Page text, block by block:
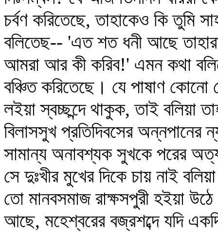
চর্বণ করিতেছে, তাহাকেও কি তুমি
বলিতেছ-- 'এত শত ধনী আছে
আমরা আর কী করিব!' এমন কথা
বঞ্চিত করিতেছে। যে পাষাণ
লইয়া স্বচ্ছন্দে থাকুক, তাই বলিয়া
বিলাসসুখ প্রতিদিবসের অন্নপানের
সামান্য অনাবশ্যক সুখকে পরের
সে দুঃখীর মুখের দিকে চায় নাই
তো মানবসমাজ রাক্ষসপুরী হইয়া
আছে, মহেশ্বরের বজ্রশব্দে যদি